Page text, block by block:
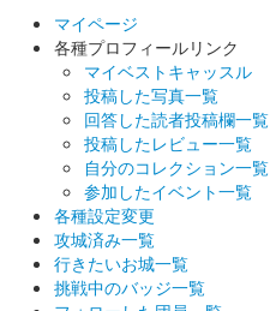
マイページ
各種プロフィールリンク
マイベストキャッスル
投稿した写真一覧
回答した読者投稿欄一覧
投稿したレビュー一覧
自分のコレクション一覧
参加したイベント一覧
各種設定変更
攻城済み一覧
行きたいお城一覧
挑戦中のバッジ一覧